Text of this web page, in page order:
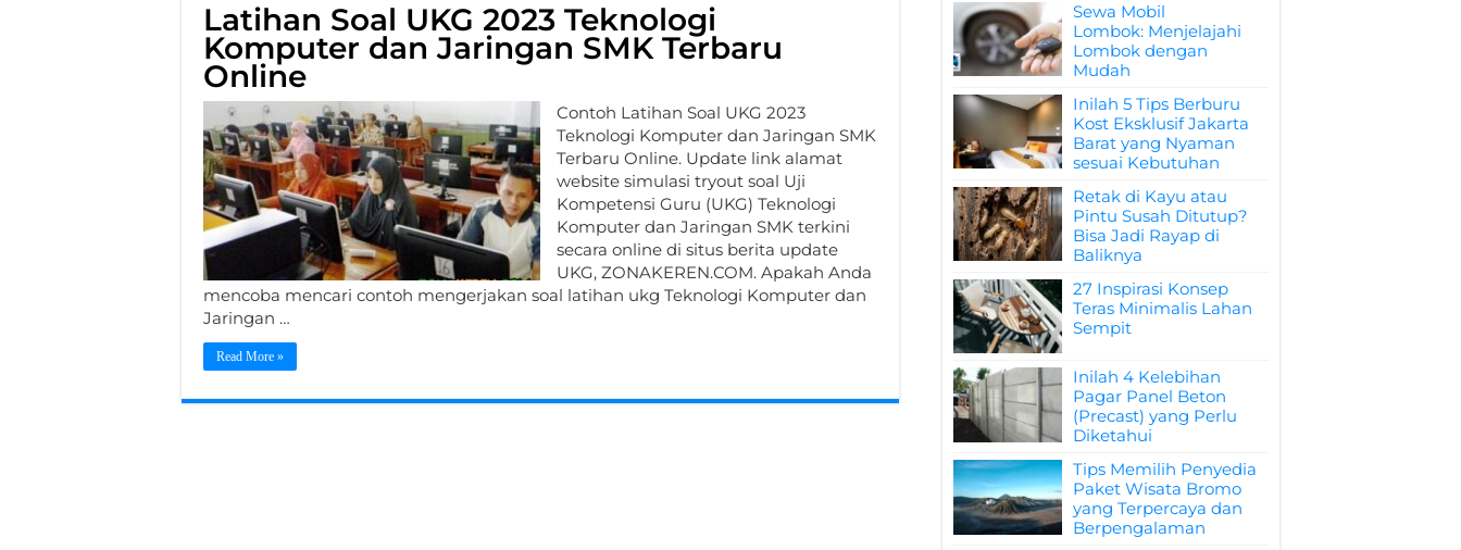
Latihan Soal UKG 2023 Teknologi
Komputer dan Jaringan SMK Terbaru
Online
Contoh Latihan Soal UKG 2023
Teknologi Komputer dan Jaringan SMK
Terbaru Online. Update link alamat
website simulasi tryout soal Uji
Kompetensi Guru (UKG) Teknologi
Komputer dan Jaringan SMK terkini
secara online di situs berita update
UKG, ZONAKEREN.COM. Apakah Anda
mencoba mencari contoh mengerjakan soal latihan ukg Teknologi Komputer dan
Jaringan …
Read More »
Sewa Mobil
Lombok: Menjelajahi
Lombok dengan
Mudah
Inilah 5 Tips Berburu
Kost Eksklusif Jakarta
Barat yang Nyaman
sesuai Kebutuhan
Retak di Kayu atau
Pintu Susah Ditutup?
Bisa Jadi Rayap di
Baliknya
27 Inspirasi Konsep
Teras Minimalis Lahan
Sempit
Inilah 4 Kelebihan
Pagar Panel Beton
(Precast) yang Perlu
Diketahui
Tips Memilih Penyedia
Paket Wisata Bromo
yang Terpercaya dan
Berpengalaman